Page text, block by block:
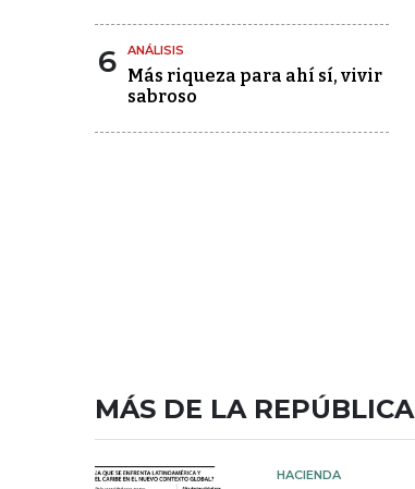
6 ANÁLISIS
Más riqueza para ahí sí, vivir
sabroso
MÁS DE LA REPÚBLICA
HACIENDA